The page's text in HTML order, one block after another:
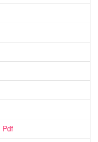
محمد راتب النابلسي اسماء الله الحسنى Pdf